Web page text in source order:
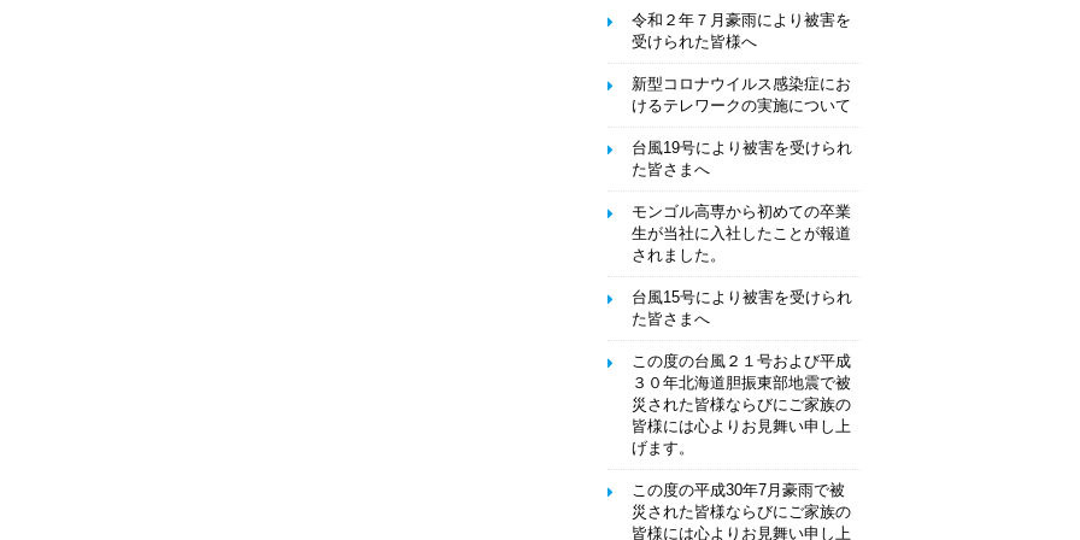
令和２年７月豪雨により被害を
受けられた皆様へ
新型コロナウイルス感染症にお
けるテレワークの実施について
台風19号により被害を受けられ
た皆さまへ
モンゴル高専から初めての卒業
生が当社に入社したことが報道
されました。
台風15号により被害を受けられ
た皆さまへ
この度の台風２１号および平成
３０年北海道胆振東部地震で被
災された皆様ならびにご家族の
皆様には心よりお見舞い申し上
げます。
この度の平成30年7月豪雨で被
災された皆様ならびにご家族の
皆様には心よりお見舞い申し上